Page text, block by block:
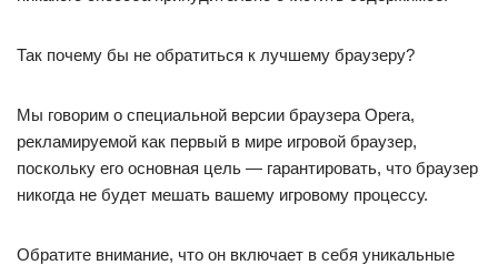
Так почему бы не обратиться к лучшему браузеру?
Мы говорим о специальной версии браузера Opera,
рекламируемой как первый в мире игровой браузер,
поскольку его основная цель — гарантировать, что браузер
никогда не будет мешать вашему игровому процессу.
Обратите внимание, что он включает в себя уникальные